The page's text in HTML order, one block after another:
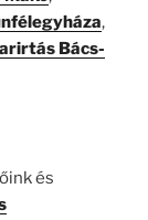
,
Bács-
és